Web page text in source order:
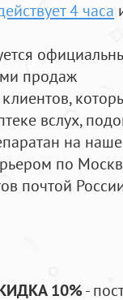
4 часа
продаж
вслух,
на
по
почтой
10%-